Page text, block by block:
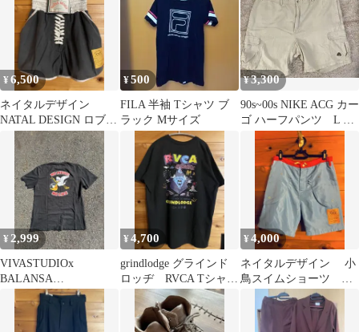
¥6,500
ネイタルデザイン
NATAL DESIGN ロブシ
ョーツ Sサイズ ネイ
ビー
¥500
FILA 半袖 Tシャツ ブ
ラック Mサイズ
¥3,300
90s~00s NIKE ACG カー
ゴ ハーフパンツ L シ
ョーツ ナイキ
¥ 2,999
VIVASTUDIOx
BALANSA
xWEARTHEMUSIC Tシ
ャツ
¥4,700
grindlodge グラインド
ロッヂ RVCA Tシャ
ツ ブラック Mサイ
¥4,000
ネイタルデザイン 小
鳥スイムショーツ ブ
ルー Sサイズ